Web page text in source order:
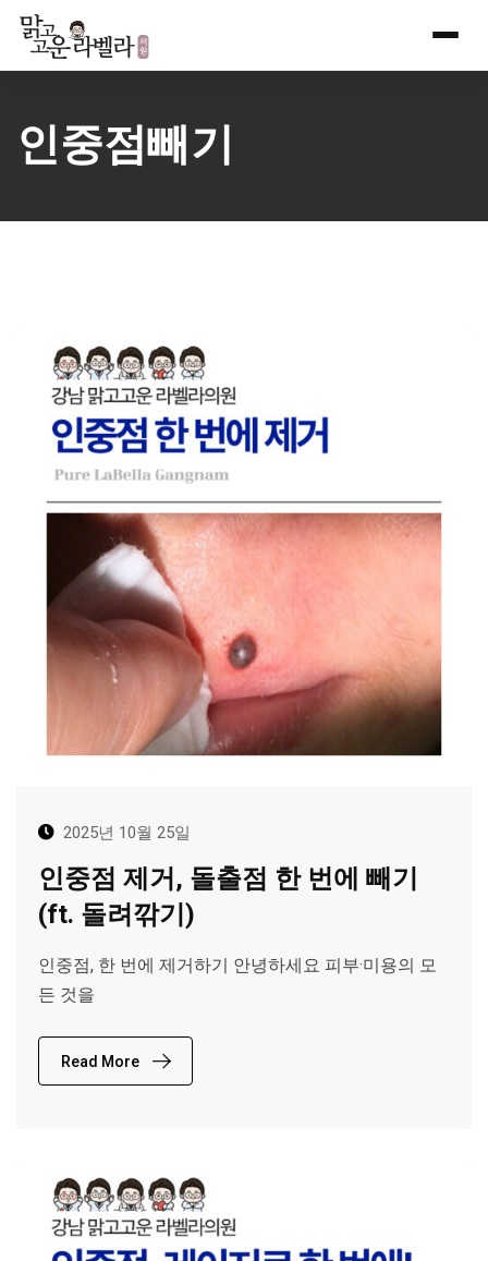
Skip
content
인중점빼기
2025년 10월 25일
인중점 제거, 돌출점 한 번에 빼기
(ft. 돌려깎기)
인중점, 한 번에 제거하기 안녕하세요 피부·미용의 모
든 것을
Read More